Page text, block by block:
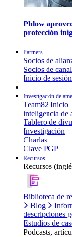
Phlow
protección
Partners
Socios de
Socios de canal
Inicio de
Investigación de
Team82 Inicio
inteligencia de
Tablero de
Investigación
Charlas
Clave PGP
Recursos
Recursos
Biblioteca de
Blog
descripciones
Estudios de
Podcasts,